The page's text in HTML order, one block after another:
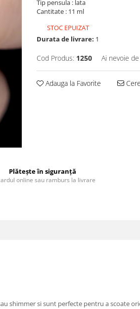
Tip pensula : lata
Cantitate : 11 ml
STOC EPUIZAT
Durata de livrare: 1
Cod Produs: 1250 Ai nevoie
Adauga la Favorite
Plătește în siguranță
online sau ramburs la livrare
shimmer si sunt perfecte pentru a scoate